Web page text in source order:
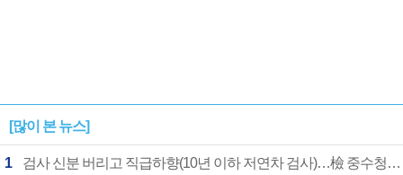
[많이 본 뉴스]
1 검사 신분 버리고 직급하향(10년 이하 저연차 검사)…檢 중수청행 기피